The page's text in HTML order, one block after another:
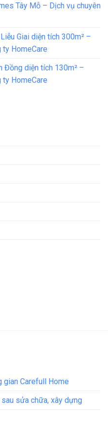
Tây Mỗ – Dịch vụ chuyên
Giai diện tích 300m² –
ty HomeCare
Đồng diện tích 130m² –
ty HomeCare
gian Carefull Home
sửa chữa, xây dựng